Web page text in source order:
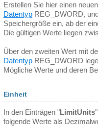
Erstellen Sie hier einen
Datentyp REG_DWORD,
Speichergröße ein, ab der
Die gültigen Werte liegen
Über den zweiten Wert mit
Datentyp REG_DWORD
Mögliche Werte und deren
Einheit
In den Einträgen "LimitUnits
folgende Werte als